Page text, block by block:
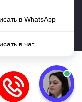
в режиме